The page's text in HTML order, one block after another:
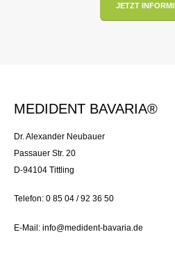
JETZT
MEDIDENT BAVARIA®
Dr. Alexander Neubauer
Passauer Str. 20
D-94104 Tittling
Telefon: 0 85 04 / 92 36 50
E-Mail: info@medident-bavaria.de